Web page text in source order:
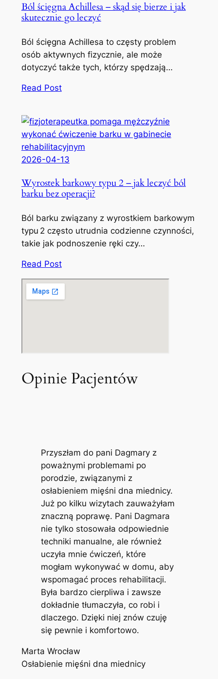
Ból ścięgna Achillesa – skąd się bierze i jak
skutecznie go leczyć
Ból ścięgna Achillesa to częsty problem
osób aktywnych fizycznie, ale może
dotyczyć także tych, którzy spędzają…
Read Post
2026-04-13
Wyrostek barkowy typu 2 – jak leczyć ból
barku bez operacji?
Ból barku związany z wyrostkiem barkowym
typu 2 często utrudnia codzienne czynności,
takie jak podnoszenie ręki czy…
Read Post
Opinie Pacjentów
Przyszłam do pani Dagmary z
poważnymi problemami po
porodzie, związanymi z
osłabieniem mięśni dna miednicy.
Już po kilku wizytach zauważyłam
znaczną poprawę. Pani Dagmara
nie tylko stosowała odpowiednie
techniki manualne, ale również
uczyła mnie ćwiczeń, które
mogłam wykonywać w domu, aby
wspomagać proces rehabilitacji.
Była bardzo cierpliwa i zawsze
dokładnie tłumaczyła, co robi i
dlaczego. Dzięki niej znów czuję
się pewnie i komfortowo.
Marta Wrocław
Osłabienie mięśni dna miednicy